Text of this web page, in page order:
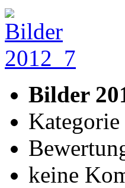
Bilder
Kategorie
keine